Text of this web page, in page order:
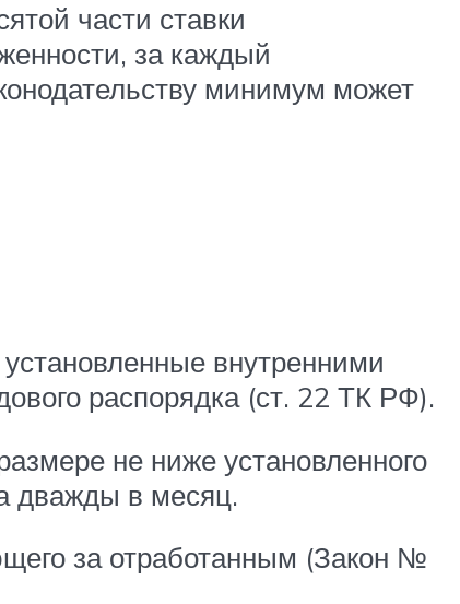
части ставки
за каждый
минимум может
внутренними
распорядка (ст. 22 ТК РФ).
не ниже установленного
дважды в месяц.
за отработанным (Закон №